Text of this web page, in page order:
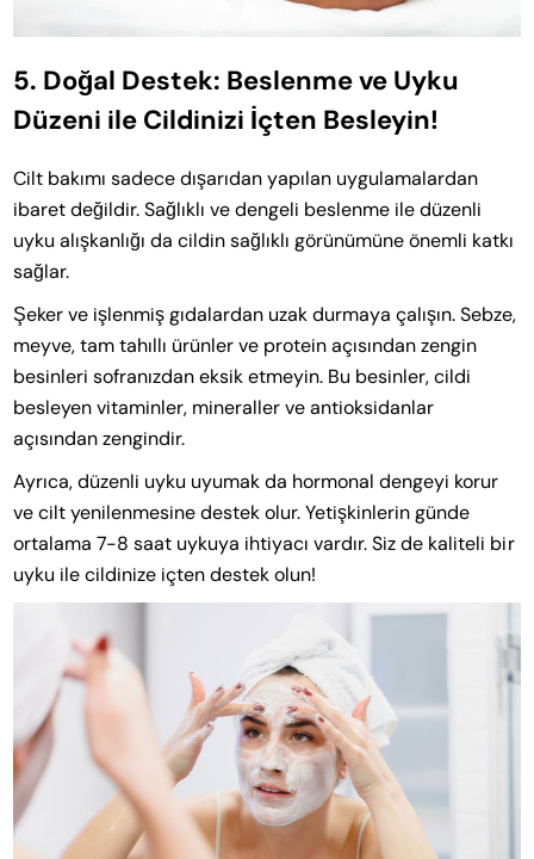
5. Doğal Destek: Beslenme ve Uyku
Düzeni ile Cildinizi İçten Besleyin!
Cilt bakımı sadece dışarıdan yapılan uygulamalardan
ibaret değildir. Sağlıklı ve dengeli beslenme ile düzenli
uyku alışkanlığı da cildin sağlıklı görünümüne önemli katkı
sağlar.
Şeker ve işlenmiş gıdalardan uzak durmaya çalışın. Sebze,
meyve, tam tahıllı ürünler ve protein açısından zengin
besinleri sofranızdan eksik etmeyin. Bu besinler, cildi
besleyen vitaminler, mineraller ve antioksidanlar
açısından zengindir.
Ayrıca, düzenli uyku uyumak da hormonal dengeyi korur
ve cilt yenilenmesine destek olur. Yetişkinlerin günde
ortalama 7-8 saat uykuya ihtiyacı vardır. Siz de kaliteli bir
uyku ile cildinize içten destek olun!